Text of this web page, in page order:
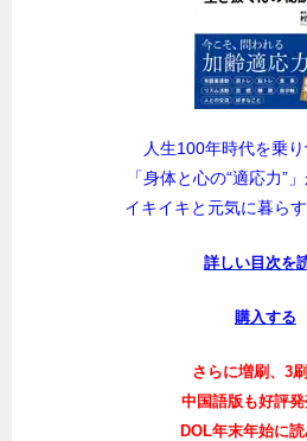
人生100年時代を乗り
「身体と心の“適応力”
イキイキと元気に暮ら
詳しい目次を
購入する
さらに増刷、3刷
中国語版も好評発
DOL年末年始に